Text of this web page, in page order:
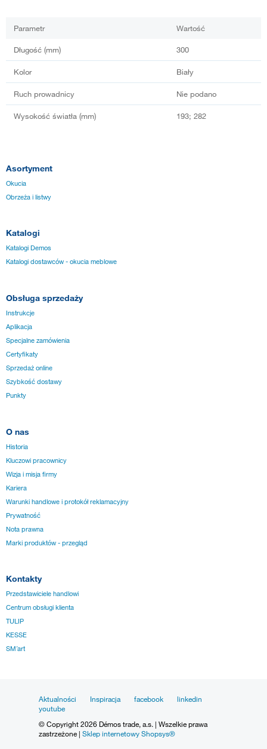
Parametr Wartość
Długość (mm) 300
Kolor Biały
Ruch prowadnicy Nie podano
Wysokość światła (mm) 193; 282
Asortyment
Okucia
Obrzeża i listwy
Katalogi
Katalogi Demos
Katalogi dostawców - okucia meblowe
Obsługa sprzedaży
Instrukcje
Aplikacja
Specjalne zamówienia
Certyfikaty
Sprzedaż online
Szybkość dostawy
Punkty
O nas
Historia
Kluczowi pracownicy
Wizja i misja firmy
Kariera
Warunki handlowe i protokół reklamacyjny
Prywatność
Nota prawna
Marki produktów - przegląd
Kontakty
Przedstawiciele handlowi
Centrum obsługi klienta
TULIP
KESSE
SM´art
Aktualności Inspiracja facebook
linkedin
youtube
© Copyright 2026 Démos trade, a.s. | Wszelkie prawa
zastrzeżone | Sklep internetowy Shopsys®